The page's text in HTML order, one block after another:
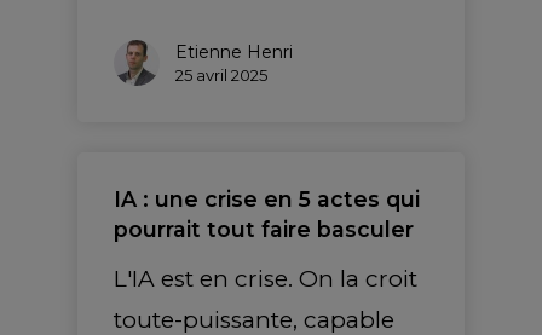
Etienne Henri
25 avril 2025
IA : une crise en 5 actes qui
pourrait tout faire basculer
L'IA est en crise. On la croit
toute-puissante, capable